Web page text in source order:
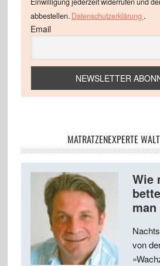
abbestellen. Datenschutzerklärung .
Email
MATRATZENEXPERTE
Wie
man
von